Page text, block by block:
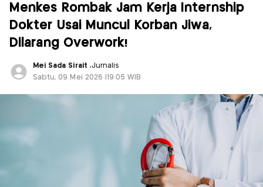
Menkes Rombak Jam Kerja Internship
Dokter Usai Muncul Korban Jiwa,
Dilarang Overwork!
Mei Sada Sirait ,Jurnalis
Sabtu, 09 Mei 2026 |19:05 WIB